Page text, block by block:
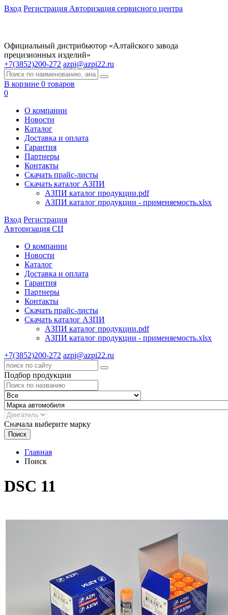
Вход Регистрация Авторизация сервисного центра
Официальный дистрибьютор «Алтайского завода
прецизионных изделий»
+7(3852)200-272 azpi@azpi22.ru
В корзине 0 товаров
0
О компании
Новости
Каталог
Доставка и оплата
Гарантия
Партнеры
Контакты
Скачать прайс-листы
Скачать каталог АЗПИ
АЗПИ каталог продукции.pdf
АЗПИ каталог продукции - применяемость.xlsx
Вход Регистрация
Авторизация СЦ
О компании
Новости
Каталог
Доставка и оплата
Гарантия
Партнеры
Контакты
Скачать прайс-листы
Скачать каталог АЗПИ
АЗПИ каталог продукции.pdf
АЗПИ каталог продукции - применяемость.xlsx
+7(3852)200-272 azpi@azpi22.ru
Подбор продукции
Сначала выберите марку
Поиск
Главная
Поиск
DSC 11